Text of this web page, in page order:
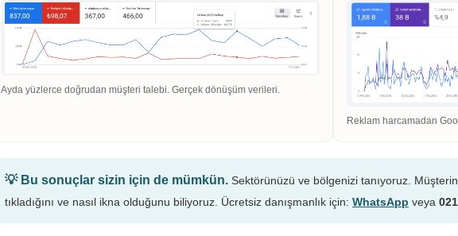
Ayda yüzlerce doğrudan müşteri talebi. Gerçek dönüşüm verileri.
Reklam harcamadan
💡 Bu sonuçlar sizin için de mümkün. Sektörünüzü ve bölgenizi tanıyoruz.
tıkladığını ve nasıl ikna olduğunu biliyoruz. Ücretsiz danışmanlık için: WhatsApp veya